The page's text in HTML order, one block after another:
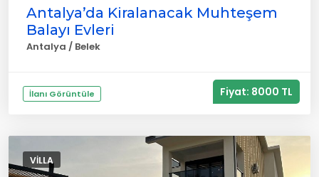
Antalya’da Kiralanacak Muhteşem
Balayı Evleri
Antalya / Belek
İlanı Görüntüle Fiyat: 8000 TL
VILLA